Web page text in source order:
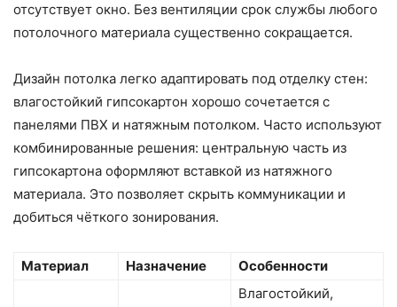
отсутствует окно. Без вентиляции срок службы любого
потолочного материала существенно сокращается.
Дизайн потолка легко адаптировать под отделку стен:
влагостойкий гипсокартон хорошо сочетается с
панелями ПВХ и натяжным потолком. Часто используют
комбинированные решения: центральную часть из
гипсокартона оформляют вставкой из натяжного
материала. Это позволяет скрыть коммуникации и
добиться чёткого зонирования.
Материал Назначение Особенности
Влагостойкий,